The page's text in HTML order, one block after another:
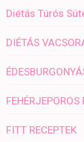
Diétás Túrós
DIÉTÁS
FEHÉRJEPOROS
FITT RECEPTEK